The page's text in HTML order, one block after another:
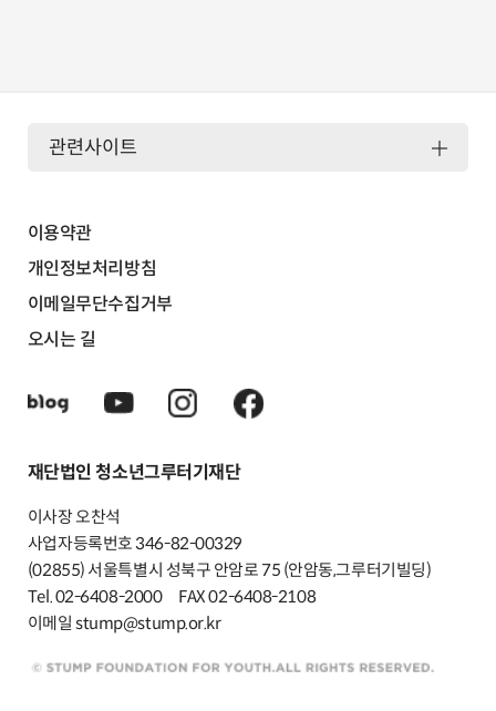
이용약관
개인정보처리방침
이메일무단수집거부
오시는 길
재단법인 청소년그루터기재단
이사장 오찬석
사업자등록번호 346-82-00329
(02855) 서울특별시 성북구 안암로 75 (안암동,그루터기빌딩)
Tel. 02-6408-2000
FAX 02-6408-2108
이메일 stump@stump.or.kr
관련사이트